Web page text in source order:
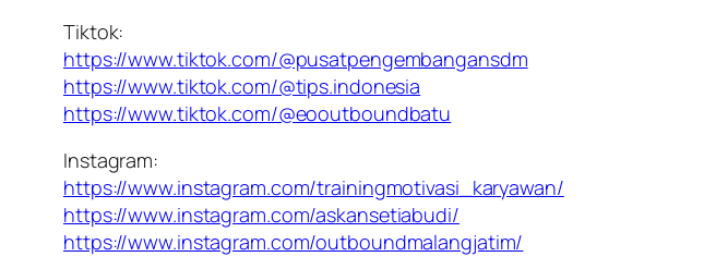
Tiktok:
https://www.tiktok.com/@pusatpengembangansdm
https://www.tiktok.com/@tips.indonesia
https://www.tiktok.com/@eooutboundbatu
Instagram:
https://www.instagram.com/trainingmotivasi_karyawan/
https://www.instagram.com/askansetiabudi/
https://www.instagram.com/outboundmalangjatim/